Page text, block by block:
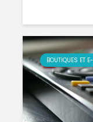
BOUTIQUES ET